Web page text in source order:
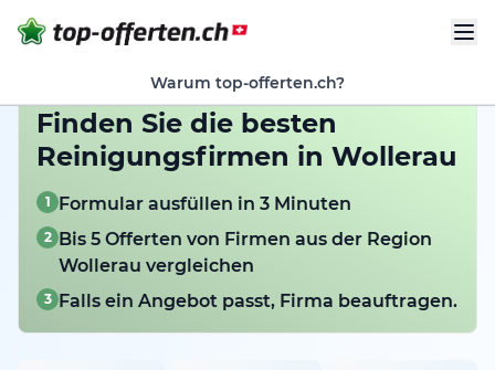
Warum top-offerten.ch?
Finden Sie die besten
Reinigungsfirmen in Wollerau
1 Formular ausfüllen in 3 Minuten
2 Bis 5 Offerten von Firmen aus der Region
Wollerau vergleichen
3 Falls ein Angebot passt, Firma beauftragen.